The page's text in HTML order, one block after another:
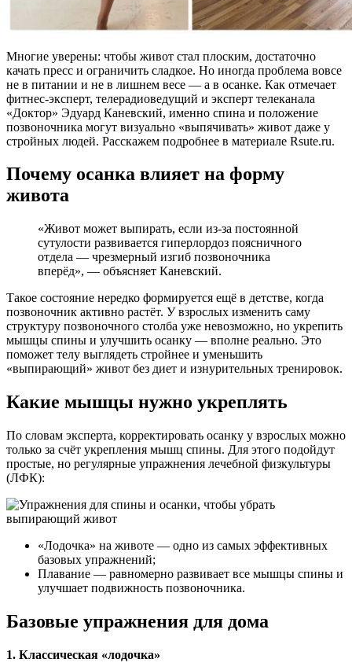
Многие уверены: чтобы живот стал плоским, достаточно
качать пресс и ограничить сладкое. Но иногда проблема вовсе
не в питании и не в лишнем весе — а в осанке. Как отмечает
фитнес-эксперт, телерадиоведущий и эксперт телеканала
«Доктор» Эдуард Каневский, именно спина и положение
позвоночника могут визуально «выпячивать» живот даже у
стройных людей. Расскажем подробнее в материале Rsute.ru.
Почему осанка влияет на форму
живота
«Живот может выпирать, если из-за постоянной
сутулости развивается гиперлордоз поясничного
отдела — чрезмерный изгиб позвоночника
вперёд», — объясняет Каневский.
Такое состояние нередко формируется ещё в детстве, когда
позвоночник активно растёт. У взрослых изменить саму
структуру позвоночного столба уже невозможно, но укрепить
мышцы спины и улучшить осанку — вполне реально. Это
поможет телу выглядеть стройнее и уменьшить
«выпирающий» живот без диет и изнурительных тренировок.
Какие мышцы нужно укреплять
По словам эксперта, корректировать осанку у взрослых можно
только за счёт укрепления мышц спины. Для этого подойдут
простые, но регулярные упражнения лечебной физкультуры
(ЛФК):
«Лодочка» на животе — одно из самых эффективных
базовых упражнений;
Плавание — равномерно развивает все мышцы спины и
улучшает подвижность позвоночника.
Базовые упражнения для дома
1. Классическая «лодочка»